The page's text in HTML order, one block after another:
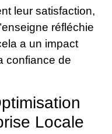
leur satisfaction,
réfléchie
a un impact
confiance de
Locale